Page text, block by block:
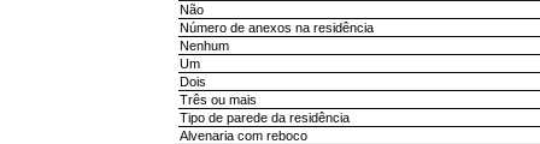
Não
Número de anexos na residência
Nenhum
Um
Dois
Três ou mais
Tipo de parede da residência
Alvenaria com reboco